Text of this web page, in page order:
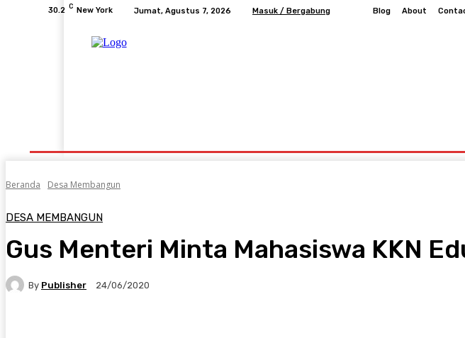
30.2 C New York Jumat, Agustus 7, 2026 Masuk / Bergabung Blog About
Beranda Desa Membangun
DESA MEMBANGUN
Gus Menteri Minta Mahasiswa KKN
By Publisher 24/06/2020